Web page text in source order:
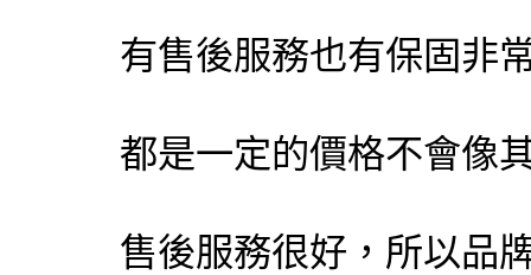
有售後服務也有保固非
都是一定的價格不會像
售後服務很好，所以品